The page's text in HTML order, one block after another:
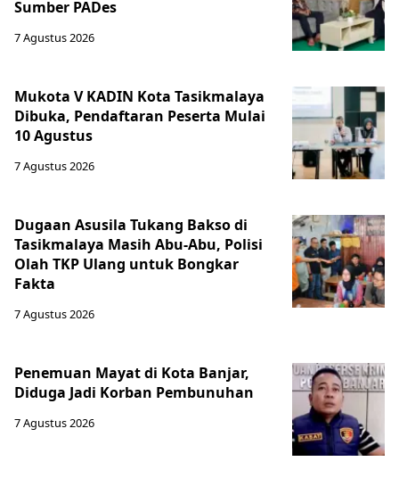
Sumber PADes
7 Agustus 2026
Mukota V KADIN Kota Tasikmalaya
Dibuka, Pendaftaran Peserta Mulai
10 Agustus
7 Agustus 2026
Dugaan Asusila Tukang Bakso di
Tasikmalaya Masih Abu-Abu, Polisi
Olah TKP Ulang untuk Bongkar
Fakta
7 Agustus 2026
Penemuan Mayat di Kota Banjar,
Diduga Jadi Korban Pembunuhan
7 Agustus 2026